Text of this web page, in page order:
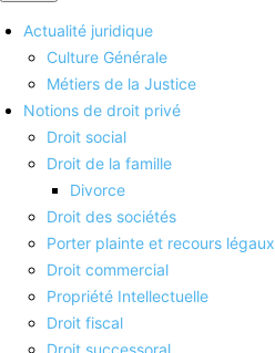
Savoirs juridiques
Actualité juridique
Culture Générale
Métiers de la Justice
Notions de droit privé
Droit social
Droit de la famille
Divorce
Droit des sociétés
Porter plainte et recours légaux
Droit commercial
Propriété Intellectuelle
Droit fiscal
Droit successoral